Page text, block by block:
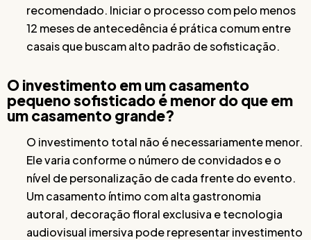
recomendado. Iniciar o processo com pelo menos
12 meses de antecedência é prática comum entre
casais que buscam alto padrão de sofisticação.
O investimento em um casamento
pequeno sofisticado é menor do que em
um casamento grande?
O investimento total não é necessariamente menor.
Ele varia conforme o número de convidados e o
nível de personalização de cada frente do evento.
Um casamento íntimo com alta gastronomia
autoral, decoração floral exclusiva e tecnologia
audiovisual imersiva pode representar investimento